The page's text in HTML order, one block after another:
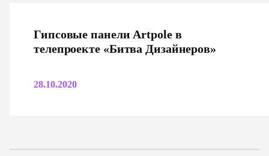
Гипсовые панели Artpole в
телепроекте «Битва Дизайнеров»
28.10.2020